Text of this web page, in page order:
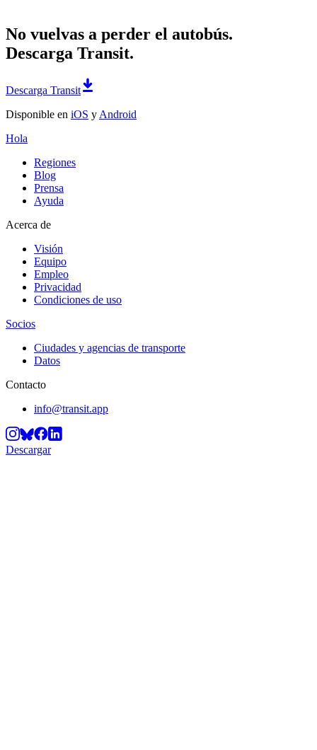
No vuelvas a perder el autobús.
Descarga Transit.
Descarga Transit
Disponible en iOS y Android
Hola
Regiones
Blog
Prensa
Ayuda
Acerca de
Visión
Equipo
Empleo
Privacidad
Condiciones de uso
Socios
Ciudades y agencias de transporte
Datos
Contacto
info@transit.app
Descargar